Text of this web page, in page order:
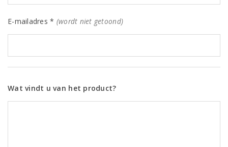
E-mailadres * (wordt niet getoond)
Wat vindt u van het product?